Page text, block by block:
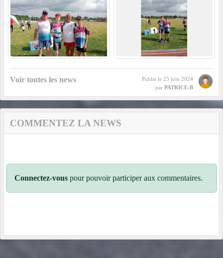
Voir toutes les news Publié le 25 juin 2024
par PATRICE-B
COMMENTEZ LA NEWS
Connectez-vous pour pouvoir participer aux commentaires.